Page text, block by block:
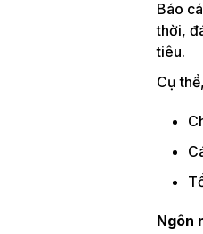
Báo
thời,
tiêu.
Cụ
Ngôn